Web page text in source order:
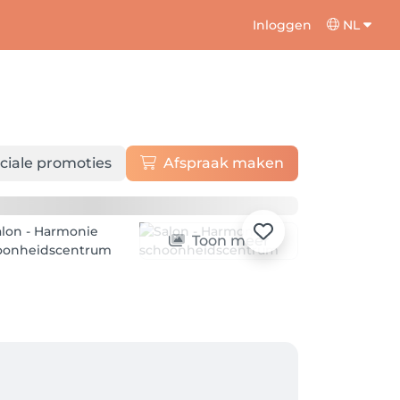
Inloggen NL
promoties Afspraak maken
Toon meer